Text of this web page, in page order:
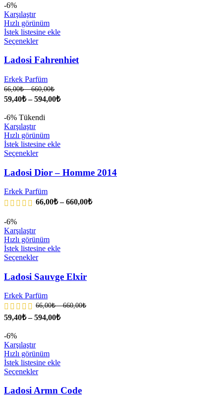
-6%
Karşılaştır
Hızlı görünüm
İstek listesine ekle
Seçenekler
Ladosi Fahrenhiet
Erkek Parfüm
66,00₺ –660,00₺
59,40₺ –594,00₺
-6% Tükendi
Karşılaştır
Hızlı görünüm
İstek listesine ekle
Seçenekler
Ladosi Dior – Homme 2014
Erkek Parfüm
66,00₺ –660,00₺
-6%
Karşılaştır
Hızlı görünüm
İstek listesine ekle
Seçenekler
Ladosi Sauvge Elxir
Erkek Parfüm
66,00₺ –660,00₺
59,40₺ –594,00₺
-6%
Karşılaştır
Hızlı görünüm
İstek listesine ekle
Seçenekler
Ladosi Armn Code